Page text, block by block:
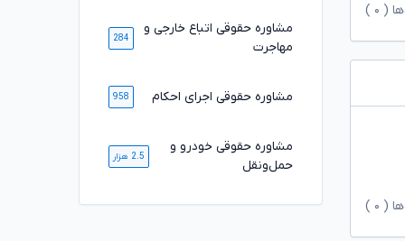
( ۰
( ۰
مشاوره حقوقی اتباع خارجی و
مهاجرت
284
مشاوره حقوقی اجرای احکام 958
مشاوره حقوقی خودرو و
حمل‌ونقل
2.5 هزار